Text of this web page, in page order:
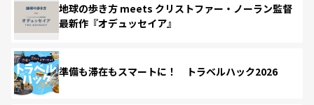
地球の歩き方 meets クリストファー・ノーラン監督
最新作『オデュッセイア』
準備も滞在もスマートに！ トラベルハック2026